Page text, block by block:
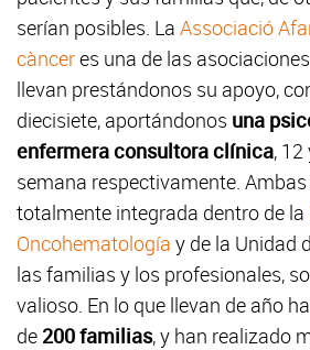
serían posibles. La Associació
cànceres una de las
llevan prestándonos su apoyo,
diecisiete, aportándonos una
enfermera consultora clínica,
semana respectivamente.
totalmente integrada dentro de la
Oncohematología y de la Unidad
las familias y los profesionales,
valioso. En lo que llevan de año
de 200 familias, y han realizado